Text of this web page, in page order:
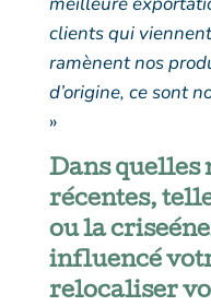
clients qui
ramènent nos
d’origine, ce sont
»
Dans quelles
récentes,
ou la
influencé
relocaliser